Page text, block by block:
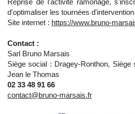
Reprise de l'activité ramonage,
d'optimaliser les tournées d'intervention.
Site internet : https://www.bruno-
Contact :
Sarl Bruno Marsais
Siège social : Dragey-Ronthon, Siège
Jean le Thomas
02 33 48 91 66
contact@bruno-marsais.fr